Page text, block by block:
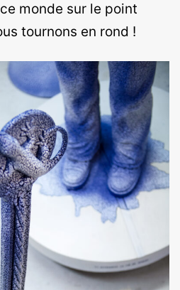
monde sur le point
tournons en rond !